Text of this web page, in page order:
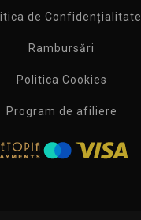
de Confidențialitate
Rambursări
Politica Cookies
Program de afiliere